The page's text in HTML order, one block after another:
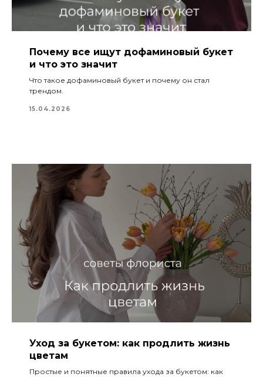
Почему все ищут дофаминовый букет
и что это значит
Что такое дофаминовый букет и почему он стал
трендом.
15.04.2026
Уход за букетом: как продлить жизнь
цветам
Простые и понятные правила ухода за букетом: как